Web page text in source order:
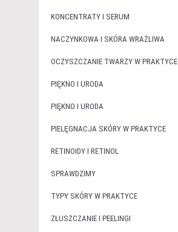
KONCENTRATY I SERUM
NACZYNKOWA I SKÓRA WRAŻLIWA
OCZYSZCZANIE TWARZY W PRAKTYCE
PIĘKNO I URODA
PIĘKNO I URODA
PIELĘGNACJA SKÓRY W PRAKTYCE
RETINOIDY I RETINOL
SPRAWDZIMY
TYPY SKÓRY W PRAKTYCE
ZŁUSZCZANIE I PEELINGI